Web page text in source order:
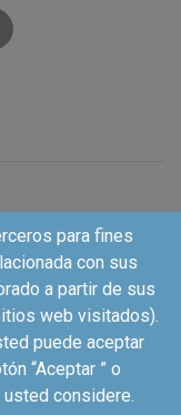
al Ágora de la
los
de las
dinámica
para que
nuevos
en un
hábitos de
por el
para fines
con sus
a partir de sus
web visitados).
puede aceptar
“Aceptar ” o
considere.